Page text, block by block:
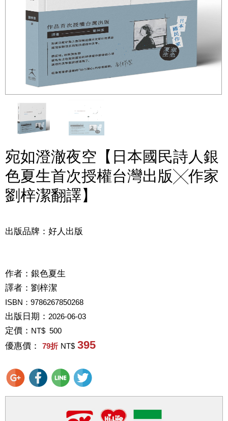
宛如澄澈夜空【日本國民詩人銀
色夏生首次授權台灣出版╳作家
劉梓潔翻譯】
出版品牌：好人出版
作者： 銀色夏生
譯者： 劉梓潔
ISBN：9786267850268
出版日期： 2026-06-03
定價： NT$ 500
優惠價： 79折 NT$ 395